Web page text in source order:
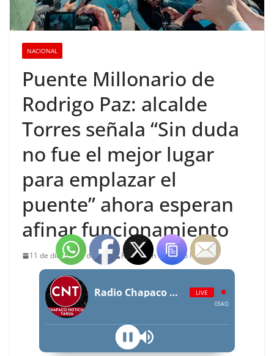
NACIONAL
Puente Millonario de
Rodrigo Paz: alcalde
Torres señala “Sin duda
no fue el mejor lugar
para emplazar el
puente” ahora esperan
afinar funcionamiento
11 de diciembre de 2024 Redacción Chapaco Noticias
Radio Chapaco Noticias Las 24 horas en vivo LIVE
05AQUI~1